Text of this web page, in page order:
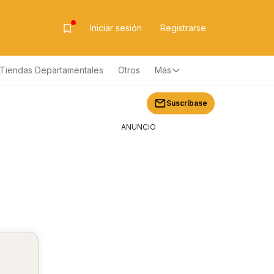
Iniciar sesión Registrarse
Tiendas Departamentales Otros Más
Suscríbase
ANUNCIO